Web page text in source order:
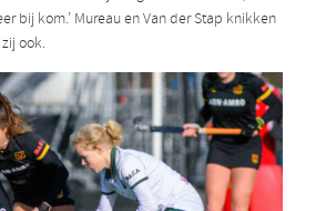
bij kom.’ Mureau en Van der Stap knikken
ook.